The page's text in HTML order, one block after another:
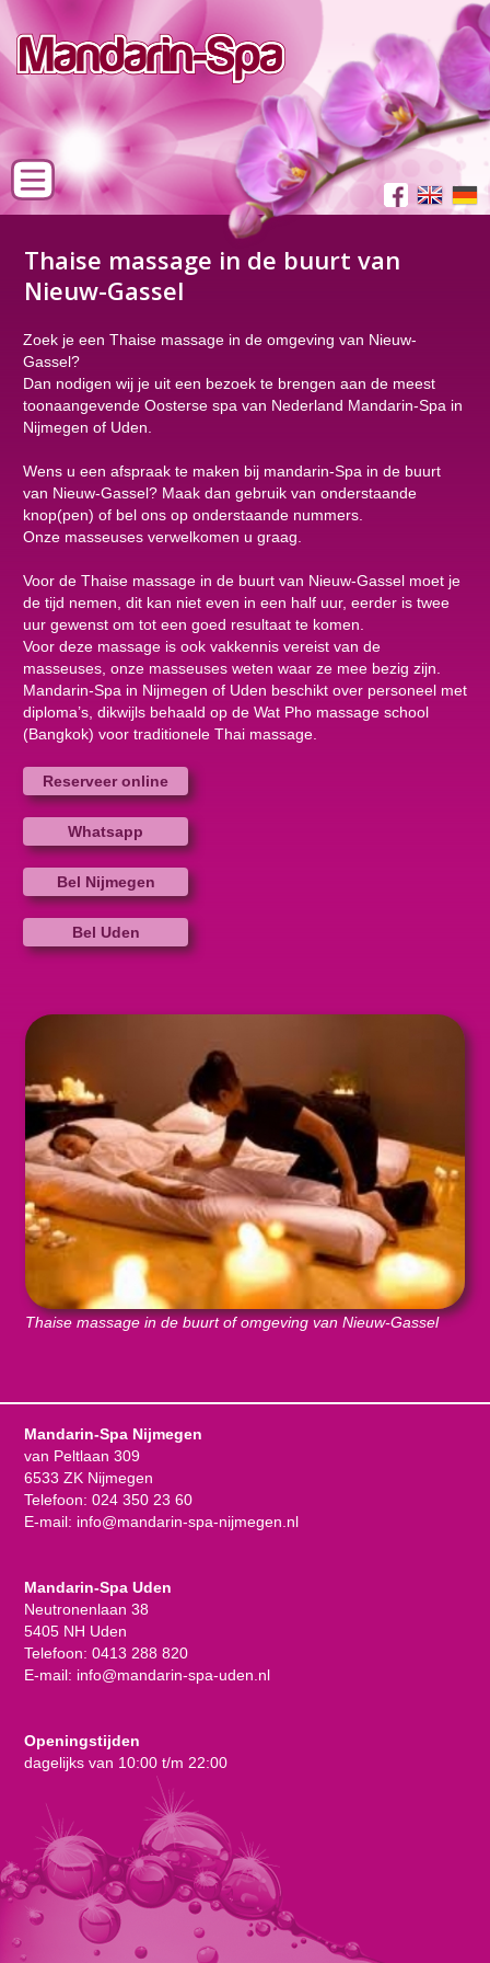
Thaise massage in de buurt van
Nieuw-Gassel
Zoek je een Thaise massage in de omgeving van Nieuw-
Gassel?
Dan nodigen wij je uit een bezoek te brengen aan de meest
toonaangevende Oosterse spa van Nederland Mandarin-Spa in
Nijmegen of Uden.
Wens u een afspraak te maken bij mandarin-Spa in de buurt
van Nieuw-Gassel? Maak dan gebruik van onderstaande
knop(pen) of bel ons op onderstaande nummers.
Onze masseuses verwelkomen u graag.
Voor de Thaise massage in de buurt van Nieuw-Gassel moet je
de tijd nemen, dit kan niet even in een half uur, eerder is twee
uur gewenst om tot een goed resultaat te komen.
Voor deze massage is ook vakkennis vereist van de
masseuses, onze masseuses weten waar ze mee bezig zijn.
Mandarin-Spa in Nijmegen of Uden beschikt over personeel met
diploma’s, dikwijls behaald op de Wat Pho massage school
(Bangkok) voor traditionele Thai massage.
Reserveer online
Whatsapp
Bel Nijmegen
Bel Uden
Thaise massage in de buurt of omgeving van Nieuw-Gassel
Mandarin-Spa Nijmegen
van Peltlaan 309
6533 ZK Nijmegen
Telefoon: 024 350 23 60
E-mail: info@mandarin-spa-nijmegen.nl
Mandarin-Spa Uden
Neutronenlaan 38
5405 NH Uden
Telefoon: 0413 288 820
E-mail: info@mandarin-spa-uden.nl
Openingstijden
dagelijks van 10:00 t/m 22:00